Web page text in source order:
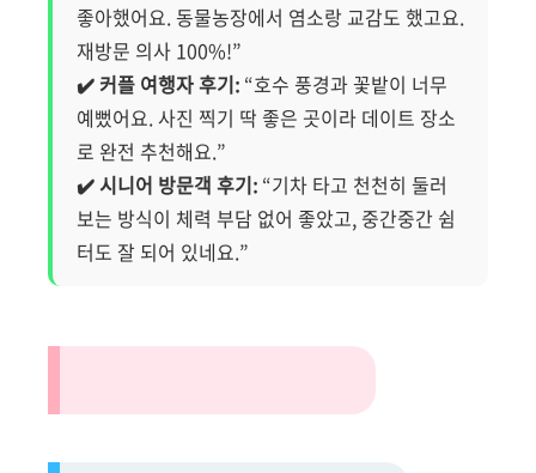
좋아했어요. 동물농장에서 염소랑 교감도 했고요.
재방문 의사 100%!”
✔️ 커플 여행자 후기: “호수 풍경과 꽃밭이 너무
예뻤어요. 사진 찍기 딱 좋은 곳이라 데이트 장소
로 완전 추천해요.”
✔️ 시니어 방문객 후기: “기차 타고 천천히 둘러
보는 방식이 체력 부담 없어 좋았고, 중간중간 쉼
터도 잘 되어 있네요.”